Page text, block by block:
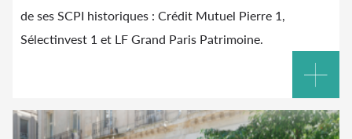
de ses SCPI historiques : Crédit Mutuel Pierre 1,
Sélectinvest 1 et LF Grand Paris Patrimoine.